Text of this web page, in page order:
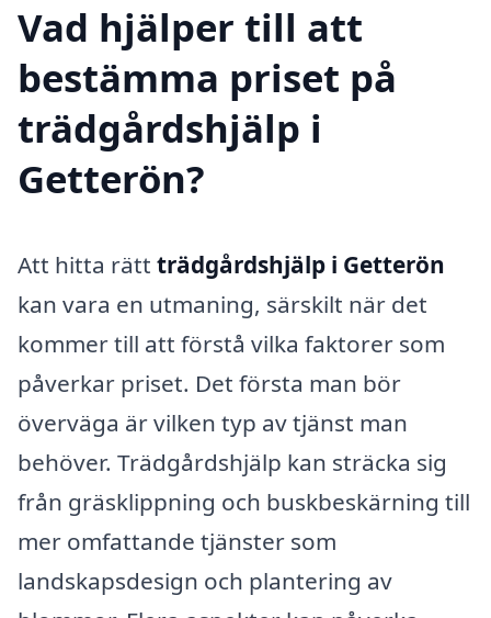
Vad hjälper till att
bestämma priset på
trädgårdshjälp i
Getterön?
Att hitta rätt trädgårdshjälp i Getterön
kan vara en utmaning, särskilt när det
kommer till att förstå vilka faktorer som
påverkar priset. Det första man bör
överväga är vilken typ av tjänst man
behöver. Trädgårdshjälp kan sträcka sig
från gräsklippning och buskbeskärning till
mer omfattande tjänster som
landskapsdesign och plantering av